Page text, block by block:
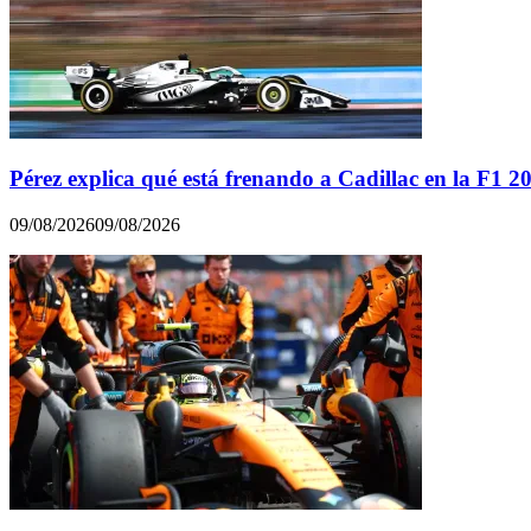
Pérez explica qué está frenando a Cadillac en la F1
09/08/202609/08/2026